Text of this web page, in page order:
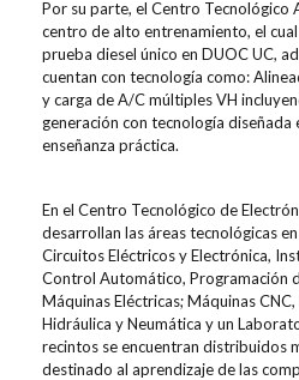
Por su parte, el Centro Tecnológico
centro de alto entrenamiento, el
prueba diesel único en DUOC UC,
cuentan con tecnología como:
y carga de A/C múltiples VH
generación con tecnología diseñada
enseñanza práctica.
En el Centro Tecnológico de
desarrollan las áreas tecnológicas
Circuitos Eléctricos y Electrónica,
Control Automático, Programación
Máquinas Eléctricas; Máquinas
Hidráulica y Neumática y un
recintos se encuentran distribuidos
destinado al aprendizaje de las